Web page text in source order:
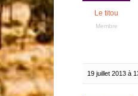
Le titou
Membre
19 juillet 2013 à